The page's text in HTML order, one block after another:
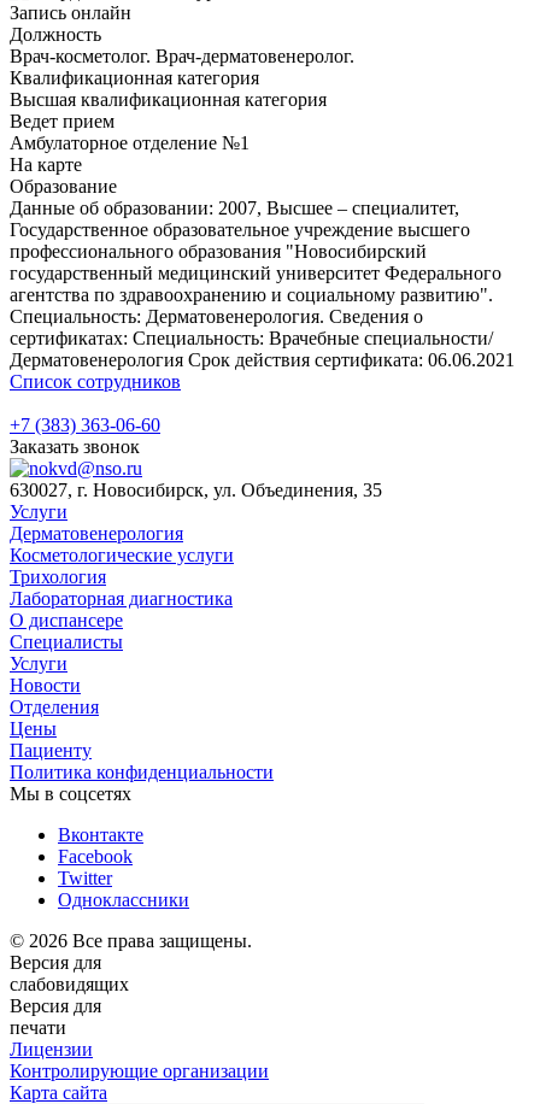
Запись онлайн
Должность
Врач-косметолог. Врач-дерматовенеролог.
Квалификационная категория
Высшая квалификационная категория
Ведет прием
Амбулаторное отделение №1
На карте
Образование
Данные об образовании: 2007, Высшее – специалитет,
Государственное образовательное учреждение высшего
профессионального образования "Новосибирский
государственный медицинский университет Федерального
агентства по здравоохранению и социальному развитию".
Специальность: Дерматовенерология. Сведения о
сертификатах: Специальность: Врачебные специальности/
Дерматовенерология Срок действия сертификата: 06.06.2021
Список сотрудников
+7 (383) 363-06-60
Заказать звонок
630027, г. Новосибирск, ул. Объединения, 35
Услуги
Дерматовенерология
Косметологические услуги
Трихология
Лабораторная диагностика
О диспансере
Специалисты
Услуги
Новости
Отделения
Цены
Пациенту
Политика конфиденциальности
Мы в соцсетях
Вконтакте
Facebook
Twitter
Одноклассники
© 2026 Все права защищены.
Версия для
слабовидящих
Версия для
печати
Лицензии
Контролирующие организации
Карта сайта